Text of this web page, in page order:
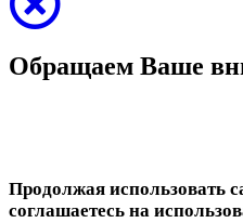
Обращаем Ваше
Продолжая использовать
соглашаетесь на